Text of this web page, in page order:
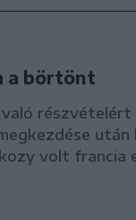
a börtönt
után
volt francia